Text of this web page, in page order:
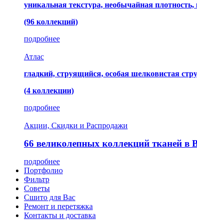
уникальная текстура, необычайная
(96 коллекций)
подробнее
Атлас
гладкий, струящийся, особая шелковистая
(4 коллекции)
подробнее
Акции, Скидки и Распродажи
66 великолепных коллекций тканей в
подробнее
Портфолио
Фильтр
Советы
Сшито для Вас
Ремонт и перетяжка
Контакты и доставка